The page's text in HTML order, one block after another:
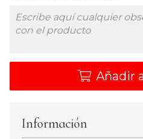
Añadir
Información